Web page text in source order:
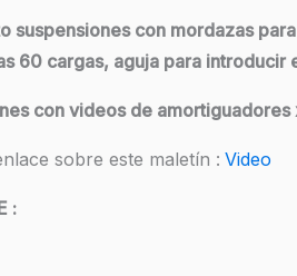
suspensiones con mordazas
60 cargas, aguja para
con videos de
sobre este maletín : Video
: